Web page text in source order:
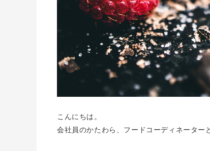
こんにちは。
会社員のかたわら、フードコーディネーター